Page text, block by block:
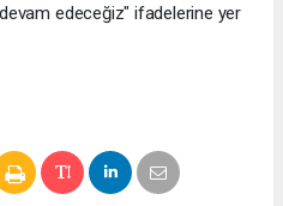
edeceğiz" ifadelerine yer